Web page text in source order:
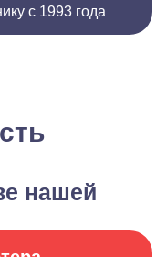
с 1993 года
нашей